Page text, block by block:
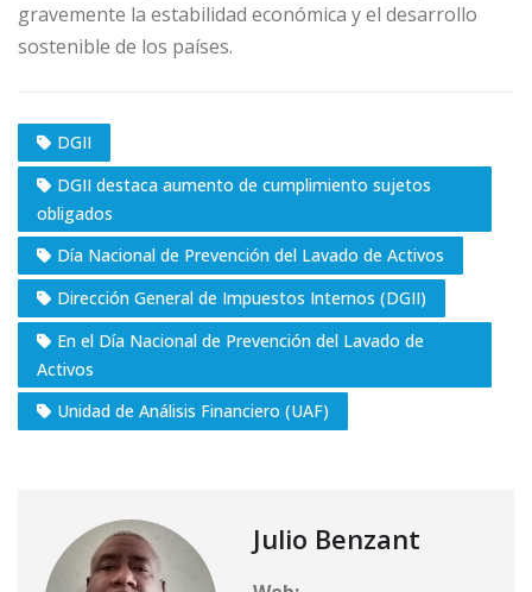
gravemente la estabilidad económica y el desarrollo
sostenible de los países.
DGII
DGII destaca aumento de cumplimiento sujetos
obligados
Día Nacional de Prevención del Lavado de Activos
Dirección General de Impuestos Internos (DGII)
En el Día Nacional de Prevención del Lavado de
Activos
Unidad de Análisis Financiero (UAF)
Julio Benzant